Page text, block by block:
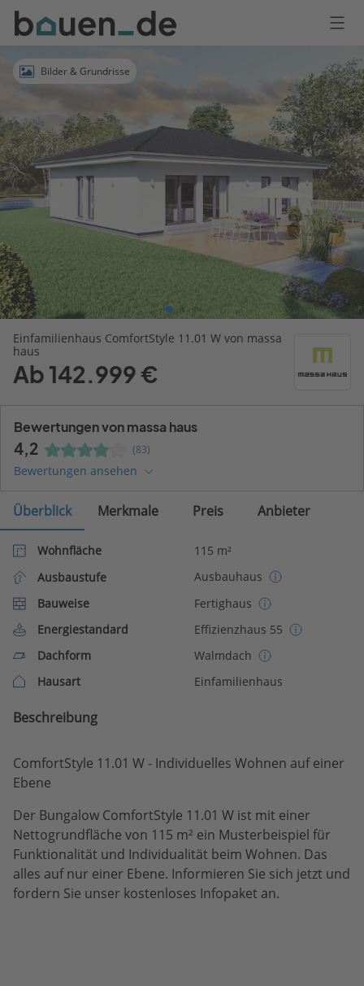
Bauen
Logo
Anmelden
Bilder & Grundrisse
Einfamilienhaus ComfortStyle 11.01 W von massa
haus
Ab 142.999 €
Bewertungen von massa haus
4,2 (83)
Bewertungen ansehen
Überblick Merkmale Preis Anbieter
Wohnfläche
115 m²
Ausbaustufe
Ausbauhaus
Bauweise
Fertighaus
Energiestandard
Effizienzhaus 55
Dachform
Walmdach
Hausart
Einfamilienhaus
Beschreibung
ComfortStyle 11.01 W - Individuelles Wohnen auf einer
Ebene
Der Bungalow ComfortStyle 11.01 W ist mit einer
Nettogrundfläche von 115 m² ein Musterbeispiel für
Funktionalität und Individualität beim Wohnen. Das
alles auf nur einer Ebene. Informieren Sie sich jetzt und
fordern Sie unser kostenloses Infopaket an.